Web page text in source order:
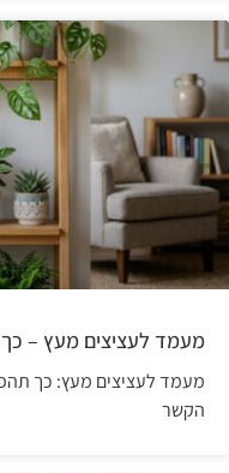
מעמד לעציצים מעץ –
מעמד לעציצים מעץ: כך
הקשר